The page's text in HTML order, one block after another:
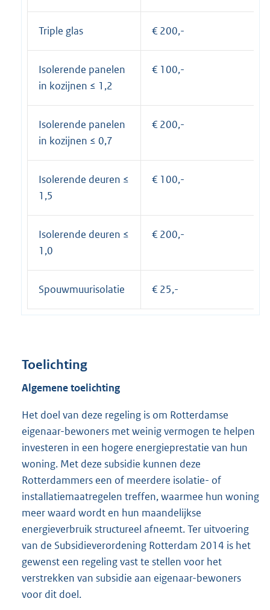
Triple glas € 200,-
Isolerende panelen
in kozijnen ≤ 1,2
€ 100,-
Isolerende panelen
in kozijnen ≤ 0,7
€ 200,-
Isolerende deuren ≤
1,5
€ 100,-
Isolerende deuren ≤
1,0
€ 200,-
Spouwmuurisolatie € 25,-
Toelichting
Algemene toelichting
Het doel van deze regeling is om Rotterdamse
eigenaar-bewoners met weinig vermogen te helpen
investeren in een hogere energieprestatie van hun
woning. Met deze subsidie kunnen deze
Rotterdammers een of meerdere isolatie- of
installatiemaatregelen treffen, waarmee hun woning
meer waard wordt en hun maandelijkse
energieverbruik structureel afneemt. Ter uitvoering
van de Subsidieverordening Rotterdam 2014 is het
gewenst een regeling vast te stellen voor het
verstrekken van subsidie aan eigenaar-bewoners
voor dit doel.